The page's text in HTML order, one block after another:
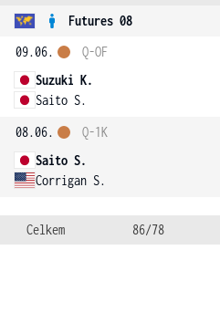
Futures 08
09.06.
Suzuki K.
Saito S.
Q-OF
08.06.
Saito S.
Corrigan S.
Q-1K
Celkem 86/78